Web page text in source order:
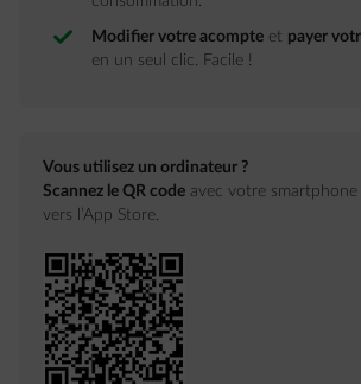
Modifier votre acompte et payer
en un seul clic. Facile !
Vous utilisez un ordinateur ?
Scannez le QR code avec votre smartphone
vers l’App Store.